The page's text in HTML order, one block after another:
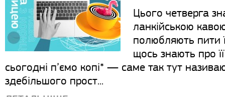
Цього четверга
ланкійською
полюбляють пити
щось знають про
сьогодні п’ємо копі* — саме так тут
здебільшого прост...